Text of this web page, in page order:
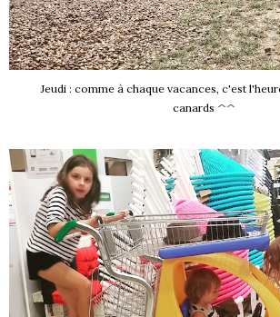
Jeudi : comme à chaque vacances, c'est
canards ^^